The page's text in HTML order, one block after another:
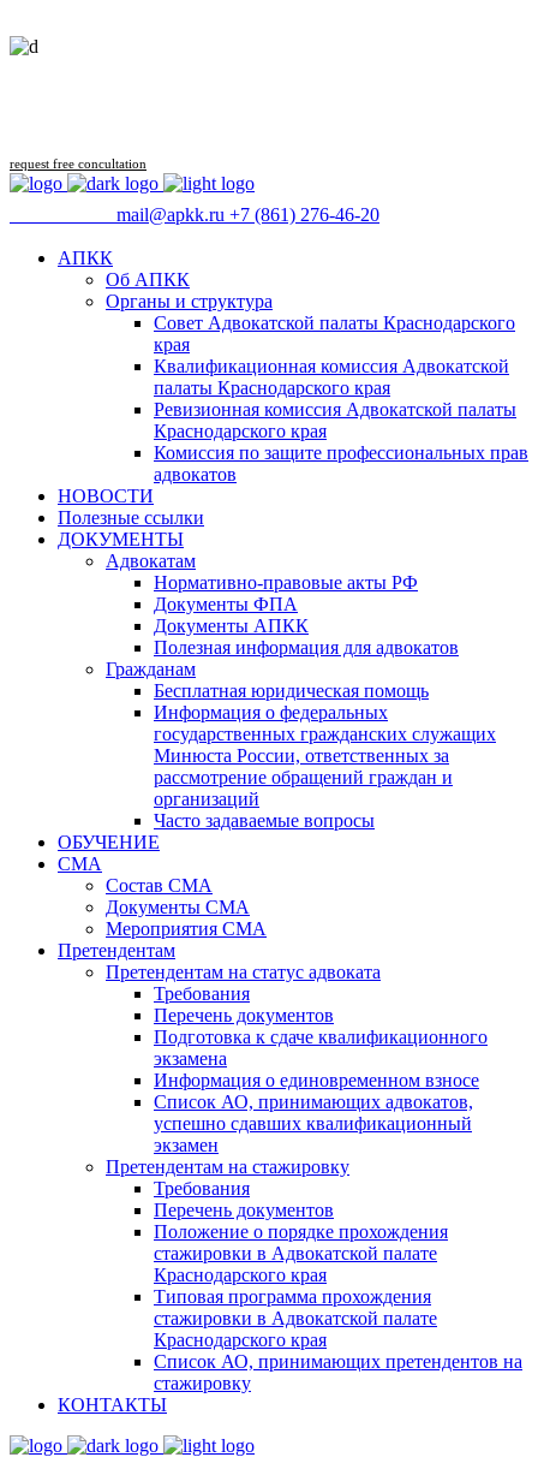
request free concultation
mail@apkk.ru +7 (861) 276-46-20
АПКК
Об АПКК
Органы и структура
Совет Адвокатской палаты Краснодарского
края
Квалификационная комиссия Адвокатской
палаты Краснодарского края
Ревизионная комиссия Адвокатской палаты
Краснодарского края
Комиссия по защите профессиональных прав
адвокатов
НОВОСТИ
Полезные ссылки
ДОКУМЕНТЫ
Адвокатам
Нормативно-правовые акты РФ
Документы ФПА
Документы АПКК
Полезная информация для адвокатов
Гражданам
Бесплатная юридическая помощь
Информация о федеральных
государственных гражданских служащих
Минюста России, ответственных за
рассмотрение обращений граждан и
организаций
Часто задаваемые вопросы
ОБУЧЕНИЕ
СМА
Состав СМА
Документы СМА
Мероприятия СМА
Претендентам
Претендентам на статус адвоката
Требования
Перечень документов
Подготовка к сдаче квалификационного
экзамена
Информация о единовременном взносе
Список АО, принимающих адвокатов,
успешно сдавших квалификационный
экзамен
Претендентам на стажировку
Требования
Перечень документов
Положение о порядке прохождения
стажировки в Адвокатской палате
Краснодарского края
Типовая программа прохождения
стажировки в Адвокатской палате
Краснодарского края
Список АО, принимающих претендентов на
стажировку
КОНТАКТЫ